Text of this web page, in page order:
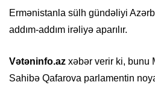
Ermənistanla sülh gündəliyi
addım-addım irəliyə aparılır.
Vətəninfo.az xəbər verir ki, bunu
Sahibə Qafarova parlamentin